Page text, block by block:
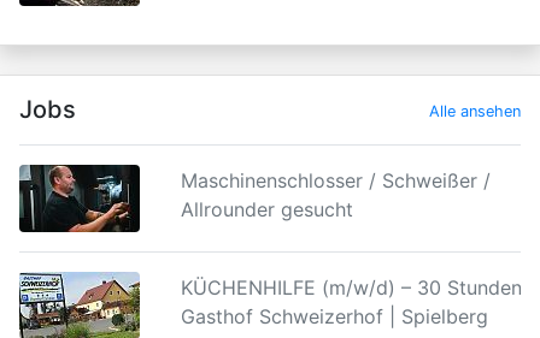
Jobs Alle ansehen
Maschinenschlosser / Schweißer /
Allrounder gesucht
KÜCHENHILFE (m/w/d) – 30 Stunden |
Gasthof Schweizerhof | Spielberg